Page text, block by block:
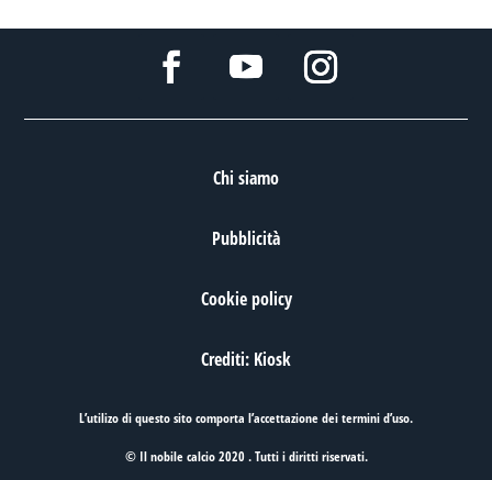
Chi siamo
Pubblicità
Cookie policy
Crediti: Kiosk
L’utilizo di questo sito comporta l’accettazione deitermini d’uso.
© Il nobile calcio 2020 . Tutti i diritti riservati.